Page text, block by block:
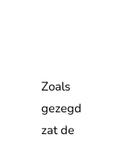
Zoals
gezegd
zat de